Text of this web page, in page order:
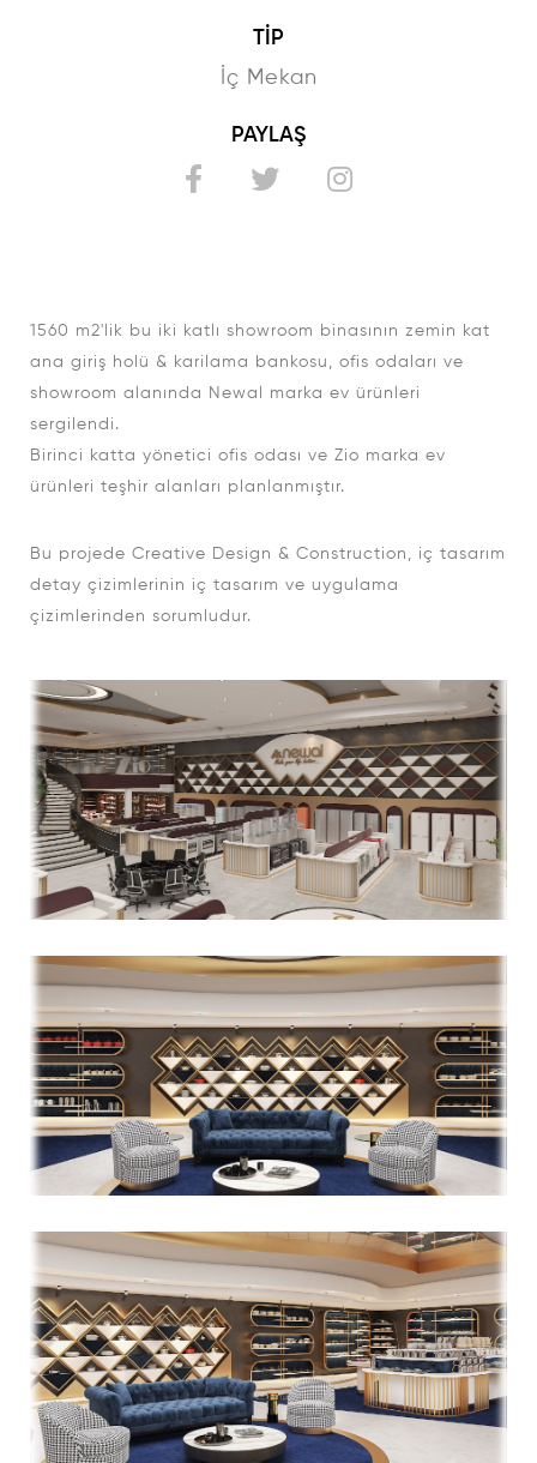
TİP
İç Mekan
PAYLAŞ
1560 m2'lik bu iki katlı showroom binasının zemin kat
ana giriş holü & karilama bankosu, ofis odaları ve
showroom alanında Newal marka ev ürünleri
sergilendi.
Birinci katta yönetici ofis odası ve Zio marka ev
ürünleri teşhir alanları planlanmıştır.
Bu projede Creative Design & Construction, iç tasarım
detay çizimlerinin iç tasarım ve uygulama
çizimlerinden sorumludur.